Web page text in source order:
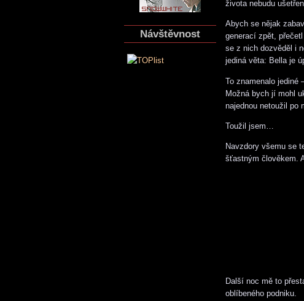
Návštěvnost
života nebudu
Abych se nějak
generací zpět,
se z nich dozvěděl i
jediná věta: Bella je
To znamenalo jediné
Možná bych jí mohl
najednou netoužil po
Toužil jsem…
Navzdory všemu se
šťastným člověkem.
Další noc mě to
oblíbeného podniku.